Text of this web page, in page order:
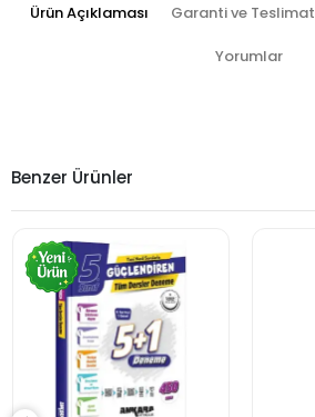
Ürün Açıklaması Garanti ve Teslimat
Yorumlar
Benzer Ürünler